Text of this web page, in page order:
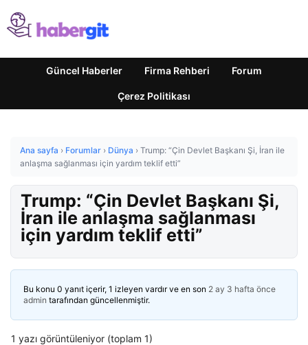
Güncel Haberler Firma Rehberi Forum
Çerez Politikası
Ana sayfa › Forumlar › Dünya › Trump: “Çin Devlet Başkanı Şi, İran ile
anlaşma sağlanması için yardım teklif etti”
Trump: “Çin Devlet Başkanı Şi,
İran ile anlaşma sağlanması
için yardım teklif etti”
Bu konu 0 yanıt içerir, 1 izleyen vardır ve en son 2 ay 3 hafta önce
admin tarafından güncellenmiştir.
1 yazı görüntüleniyor (toplam 1)